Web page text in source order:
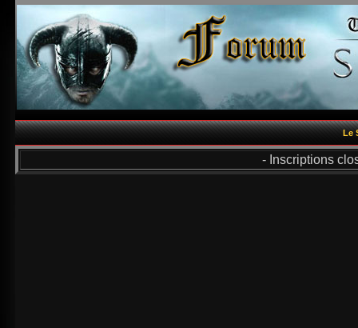
Le
- Inscriptions